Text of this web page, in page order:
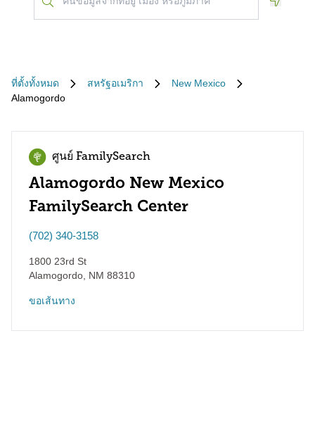
ที่ตั้งทั้งหมด สหรัฐอเมริกา
New Mexico
Alamogordo
ศูนย์ FamilySearch
Alamogordo New Mexico
FamilySearch Center
(702) 340-3158
1800 23rd St
Alamogordo NM 88310
ขอเส้นทาง